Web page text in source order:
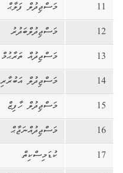
11 މަސްޖިދުލް ފަލާޙް
12
މަސްޖިދުލްބަދުރު
13
މަސްޖިދުއް ތަރާޙުމް
14
މަސްޖިދުލް އަބުރާރި
15
މަސްޖިދުލް ހާފިޒް
16
މަސްޖިދުއްނަޖާޙް
17
ކުޑަމިސްކިތް